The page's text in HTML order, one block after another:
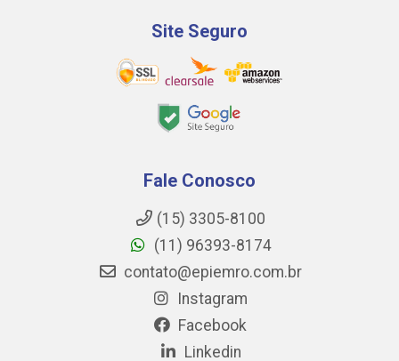
Site Seguro
Fale Conosco
(15) 3305-8100
(11) 96393-8174
contato@epiemro.com.br
Instagram
Facebook
Linkedin